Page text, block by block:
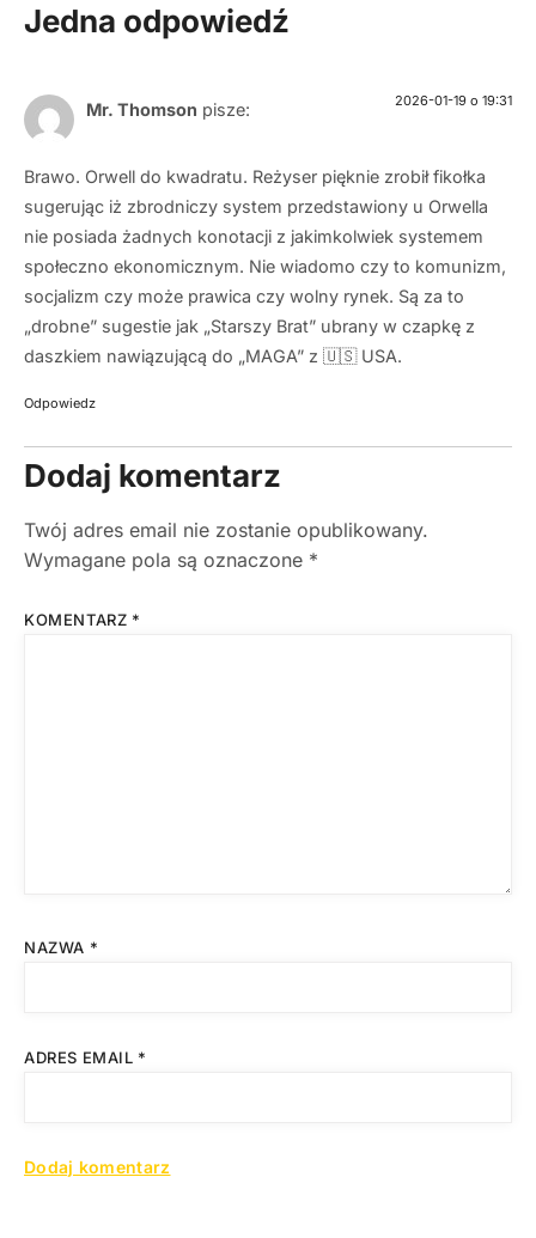
Jedna odpowiedź
Mr. Thomson pisze: 2026-01-19 o 19:31
Brawo. Orwell do kwadratu. Reżyser pięknie zrobił fikołka
sugerując iż zbrodniczy system przedstawiony u Orwella
nie posiada żadnych konotacji z jakimkolwiek systemem
społeczno ekonomicznym. Nie wiadomo czy to komunizm,
socjalizm czy może prawica czy wolny rynek. Są za to
„drobne” sugestie jak „Starszy Brat” ubrany w czapkę z
daszkiem nawiązującą do „MAGA” z 🇺🇸 USA.
Odpowiedz
Dodaj komentarz
Twój adres email nie zostanie opublikowany.
Wymagane pola są oznaczone *
KOMENTARZ *
NAZWA *
ADRES EMAIL *